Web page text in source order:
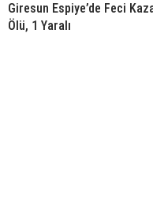
Giresun Espiye’de Feci
Ölü, 1 Yaralı